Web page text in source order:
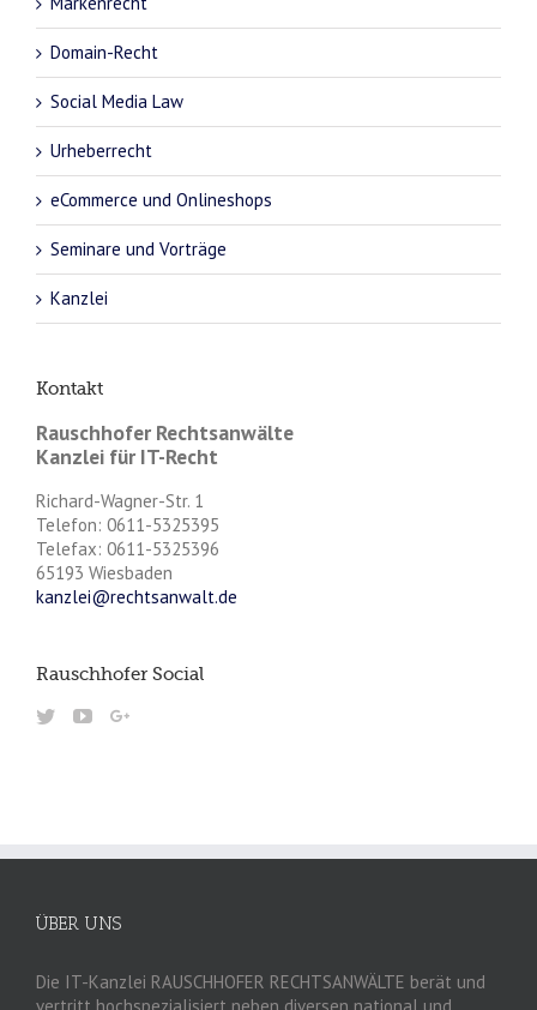
Domain-Recht
Social Media Law
Urheberrecht
eCommerce und Onlineshops
Seminare und Vorträge
Kanzlei
Kontakt
Rauschhofer Rechtsanwälte
Kanzlei für IT-Recht
Richard-Wagner-Str. 1
Telefon: 0611-5325395
Telefax: 0611-5325396
65193 Wiesbaden
kanzlei@rechtsanwalt.de
Rauschhofer Social
ÜBER UNS
Die IT-Kanzlei RAUSCHHOFER RECHTSANWÄLTE berät und